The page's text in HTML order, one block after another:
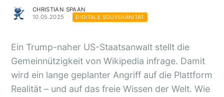
CHRISTIAN SPAAN
10.05.2025
DIGITALE SOUVERÄNITÄT
Ein Trump-naher US-Staatsanwalt stellt die
Gemeinnützigkeit von Wikipedia infrage. Damit
wird ein lange geplanter Angriff auf die Plattform
Realität – und auf das freie Wissen der Welt. Wie